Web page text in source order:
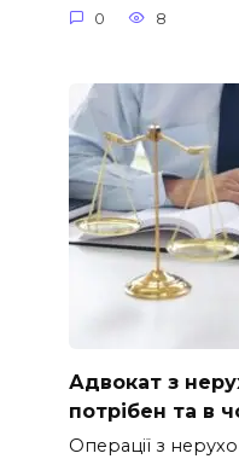
0 8
Адвокат з
потрібен та в
Операції з